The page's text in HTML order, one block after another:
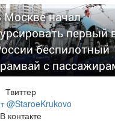
Москве начал
первый
беспилотный
с
Твиттер
@StaroeKrukovo
В контакте